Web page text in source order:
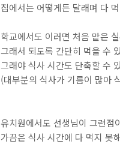
집에서는 어떻게든 달래며 다
학교에서도 이러면 처음 맡은
그래서 되도록 간단히 먹을 수
그래야 식사 시간도 단축할 수
(대부분의 식사가 기름이 많아
유치원에서도 선생님이 그런점
가끔은 식사 시간에 다 먹지 못